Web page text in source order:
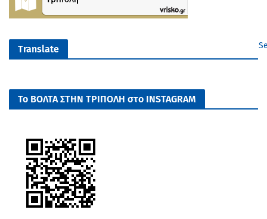
Translate
Το ΒΟΛΤΑ ΣΤΗΝ ΤΡΙΠΟΛΗ στο INSTAGRAM